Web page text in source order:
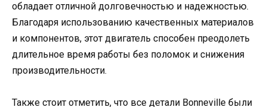
обладает отличной долговечностью и надежностью.
Благодаря использованию качественных материалов
и компонентов, этот двигатель способен преодолеть
длительное время работы без поломок и снижения
производительности.
Также стоит отметить, что все детали Bonneville были